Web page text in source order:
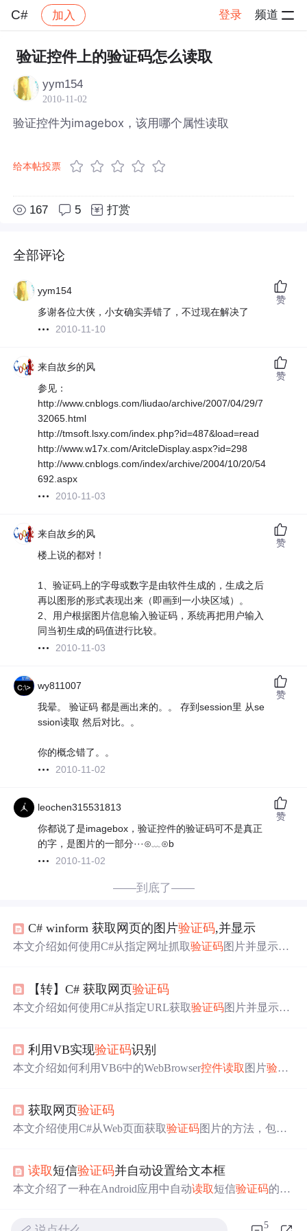
C# 加入 登录 频道
社区 C# 帖子详情
验证控件上的验证码怎么读取
yym154
2010-11-02
验证控件为imagebox，该用哪个属性读取
给本帖投票
167 5 打赏
全部评论
yym154
多谢各位大侠，小女确实弄错了，不过现在解决了
2010-11-10
赞
来自故乡的风
参见：
http://www.cnblogs.com/liudao/archive/2007/04/29/7
32065.html
http://tmsoft.lsxy.com/index.php?id=487&load=read
http://www.w17x.com/AritcleDisplay.aspx?id=298
http://www.cnblogs.com/index/archive/2004/10/20/54
692.aspx
2010-11-03
赞
来自故乡的风
楼上说的都对！
1、验证码上的字母或数字是由软件生成的，生成之后
再以图形的形式表现出来（即画到一小块区域）。
2、用户根据图片信息输入验证码，系统再把用户输入
同当初生成的码值进行比较。
2010-11-03
赞
wy811007
我晕。 验证码 都是画出来的。。 存到session里 从se
ssion读取 然后对比。。
你的概念错了。。
2010-11-02
赞
leochen315531813
你都说了是imagebox，验证控件的验证码可不是真正
的字，是图片的一部分···⊙﹏⊙b
2010-11-02
赞
——到底了——
C# winform 获取网页的图片验证码,并显示
本文介绍如何使用C#从指定网址抓取验证码图片并显示在
【转】C# 获取网页验证码
本文介绍如何使用C#从指定URL获取验证码图片并显示在
利用VB实现验证码识别
本文介绍如何利用VB6中的WebBrowser控件读取 图片验证
交数据的全过程。
获取网页验证码
本文介绍使用C#从Web页面获取验证码图片的方法，包括
读取短信验证码并自动设置给文本框
本文介绍了一种在Android应用中自动读取短信验证码的方
5